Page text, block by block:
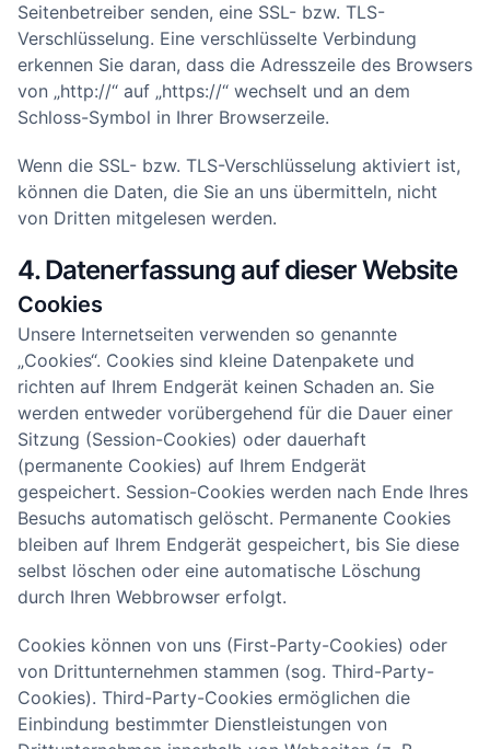
Seitenbetreiber senden, eine SSL- bzw. TLS-
Verschlüsselung. Eine verschlüsselte Verbindung
erkennen Sie daran, dass die Adresszeile des Browsers
von „http://“ auf „https://“ wechselt und an dem
Schloss-Symbol in Ihrer Browserzeile.
Wenn die SSL- bzw. TLS-Verschlüsselung aktiviert ist,
können die Daten, die Sie an uns übermitteln, nicht
von Dritten mitgelesen werden.
4. Datenerfassung auf dieser Website
Cookies
Unsere Internetseiten verwenden so genannte
„Cookies“. Cookies sind kleine Datenpakete und
richten auf Ihrem Endgerät keinen Schaden an. Sie
werden entweder vorübergehend für die Dauer einer
Sitzung (Session-Cookies) oder dauerhaft
(permanente Cookies) auf Ihrem Endgerät
gespeichert. Session-Cookies werden nach Ende Ihres
Besuchs automatisch gelöscht. Permanente Cookies
bleiben auf Ihrem Endgerät gespeichert, bis Sie diese
selbst löschen oder eine automatische Löschung
durch Ihren Webbrowser erfolgt.
Cookies können von uns (First-Party-Cookies) oder
von Drittunternehmen stammen (sog. Third-Party-
Cookies). Third-Party-Cookies ermöglichen die
Einbindung bestimmter Dienstleistungen von